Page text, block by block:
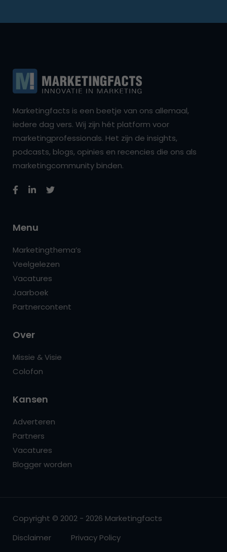
Marketingfacts is een beetje van ons allemaal,
iedere dag vers. Wij zijn hét platform voor
marketingprofessionals. Het zijn de insights,
podcasts, blogs, opinies en recencies die ons als
marketingcommunity binden.
Menu
Marketingthema’s
Veelgelezen
Vacatures
Jaarboek
Partnercontent
Over
Missie & Visie
Colofon
Kansen
Adverteren
Partners
Vacatures
Blogger worden
Copyright © 2002 - 2026 Marketingfacts
Disclaimer
Privacy Policy